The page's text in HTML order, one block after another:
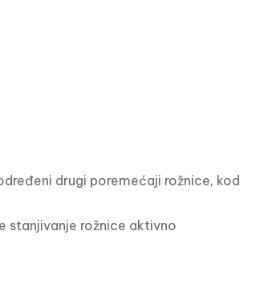
drugi poremećaji rožnice, kod
stanjivanje rožnice aktivno